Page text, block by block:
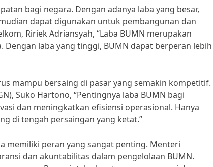
bagi negara. Dengan adanya laba yang besar,
dapat digunakan untuk pembangunan dan
Ririek Adriansyah, “Laba BUMN merupakan
laba yang tinggi, BUMN dapat berperan lebih
mampu bersaing di pasar yang semakin kompetitif.
Suko Hartono, “Pentingnya laba BUMN bagi
dan meningkatkan efisiensi operasional. Hanya
di tengah persaingan yang ketat.”
memiliki peran yang sangat penting. Menteri
dan akuntabilitas dalam pengelolaan BUMN.